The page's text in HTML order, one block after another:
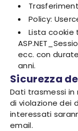
Policy:
Lista cookie
ecc. con
anni.
Sicurezza
Dati trasmessi in
di violazione dei
interessati
email.